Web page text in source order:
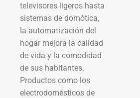
televisores ligeros hasta
sistemas de domótica,
la automatización del
hogar mejora la calidad
de vida y la comodidad
de sus habitantes.
Productos como los
electrodomésticos de